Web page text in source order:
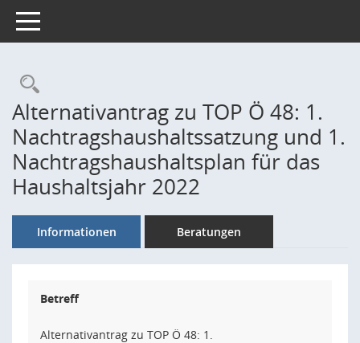
Toggle navigation
Rechercheauswahl
Alternativantrag zu TOP Ö 48: 1.
Nachtragshaushaltssatzung und 1.
Nachtragshaushaltsplan für das
Haushaltsjahr 2022
Informationen Beratungen
Betreff
Alternativantrag zu TOP Ö 48: 1.